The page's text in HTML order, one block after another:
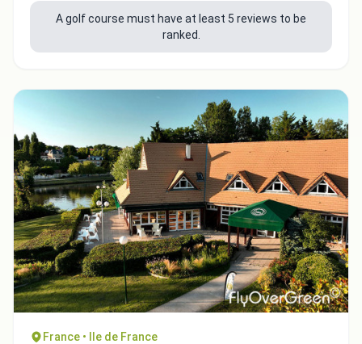
A golf course must have at least 5 reviews to be
ranked.
France • Ile de France
Integrate video
Video choice:
Copy to Clipboard